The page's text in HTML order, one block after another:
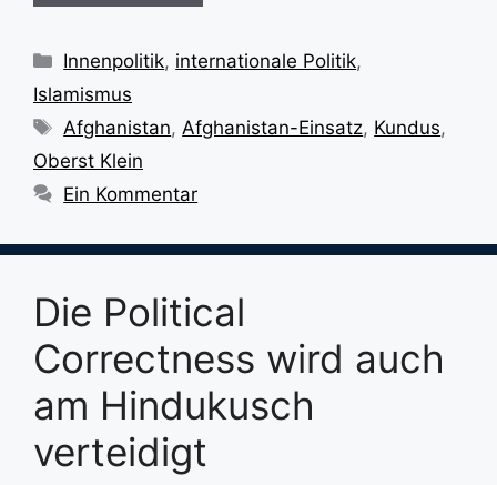
Kategorien
Innenpolitik, internationale Politik,
Islamismus
Schlagwörter
Afghanistan, Afghanistan-Einsatz, Kundus,
Oberst Klein
Ein Kommentar
Die Political
Correctness wird auch
am Hindukusch
verteidigt